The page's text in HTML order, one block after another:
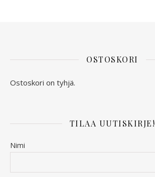
OSTOSKORI
Ostoskori on tyhjä.
TILAA UUTISKIRJE!
Nimi